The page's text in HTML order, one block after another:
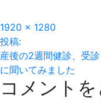
フ
ル
サ
イ
ズ
1920 × 1280
投
稿
ナ
投稿:
産後の2週間健診、受
に聞いてみました
コメント